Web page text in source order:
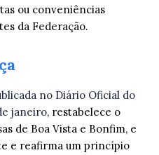
ou conveniências
da Federação.
no Diário Oficial do
janeiro, restabelece o
de Boa Vista e Bonfim, e
e reafirma um princípio